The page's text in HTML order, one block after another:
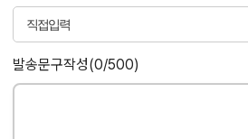
발송문구작성(0/500)